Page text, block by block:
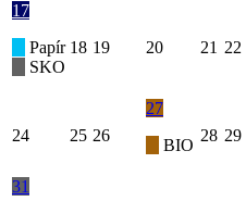
17
Papír
SKO
18 19 20 21 22
24 25 26
27
BIO
28 29
31